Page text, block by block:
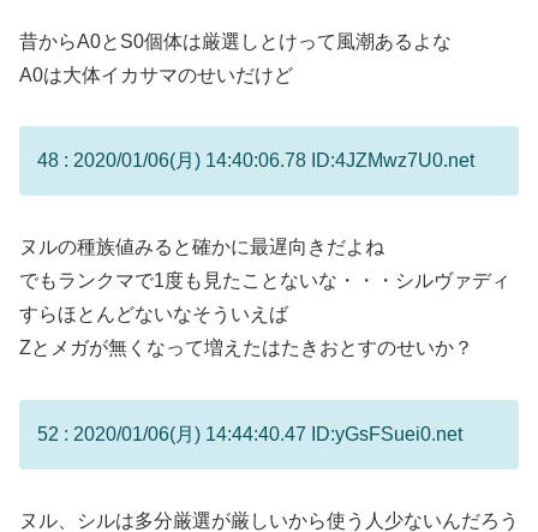
昔からA0とS0個体は厳選しとけって風潮あるよな
A0は大体イカサマのせいだけど
48 : 2020/01/06(月) 14:40:06.78 ID:4JZMwz7U0.net
ヌルの種族値みると確かに最遅向きだよね
でもランクマで1度も見たことないな・・・シルヴァディ
すらほとんどないなそういえば
Zとメガが無くなって増えたはたきおとすのせいか？
52 : 2020/01/06(月) 14:44:40.47 ID:yGsFSuei0.net
ヌル、シルは多分厳選が厳しいから使う人少ないんだろう